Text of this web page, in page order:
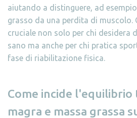
aiutando a distinguere, ad
grasso da una perdita di muscolo.
cruciale non solo per chi desidera
sano ma anche per chi pratica
fase di riabilitazione fisica.
Come incide l'equilibrio
magra e massa grassa